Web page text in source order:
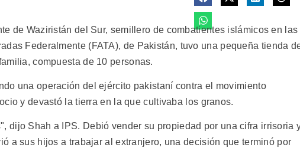
de Waziristán del Sur, semillero de combatientes islámicos en las
Federalmente (FATA), de Pakistán, tuvo una pequeña tienda
compuesta de 10 personas.
una operación del ejército pakistaní contra el movimiento
y devastó la tierra en la que cultivaba los granos.
dijo Shah a IPS. Debió vender su propiedad por una cifra irrisoria
a sus hijos a trabajar al extranjero, una decisión que terminó por